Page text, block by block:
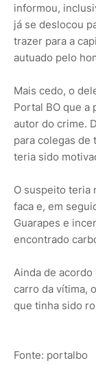
informou,
já se deslocou
trazer para a
autuado pelo
Mais cedo, o
Portal BO que a
autor do crime.
para colegas de
teria sido
O suspeito teria
faca e, em
Guarapes e
encontrado
Ainda de
carro da vítima,
que tinha sido
Fonte: portalbo